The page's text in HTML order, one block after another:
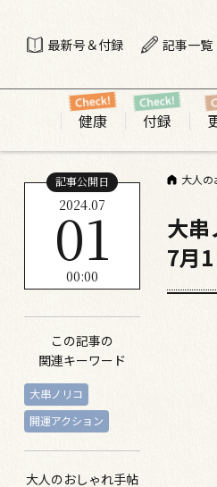
最新号＆付録 記事一覧
健康 付録
大人の
記事公開日
2024.07
01
00:00
この記事の
関連キーワード
大串ノリコ
開運アクション
大人のおしゃれ手帖
大串
7月